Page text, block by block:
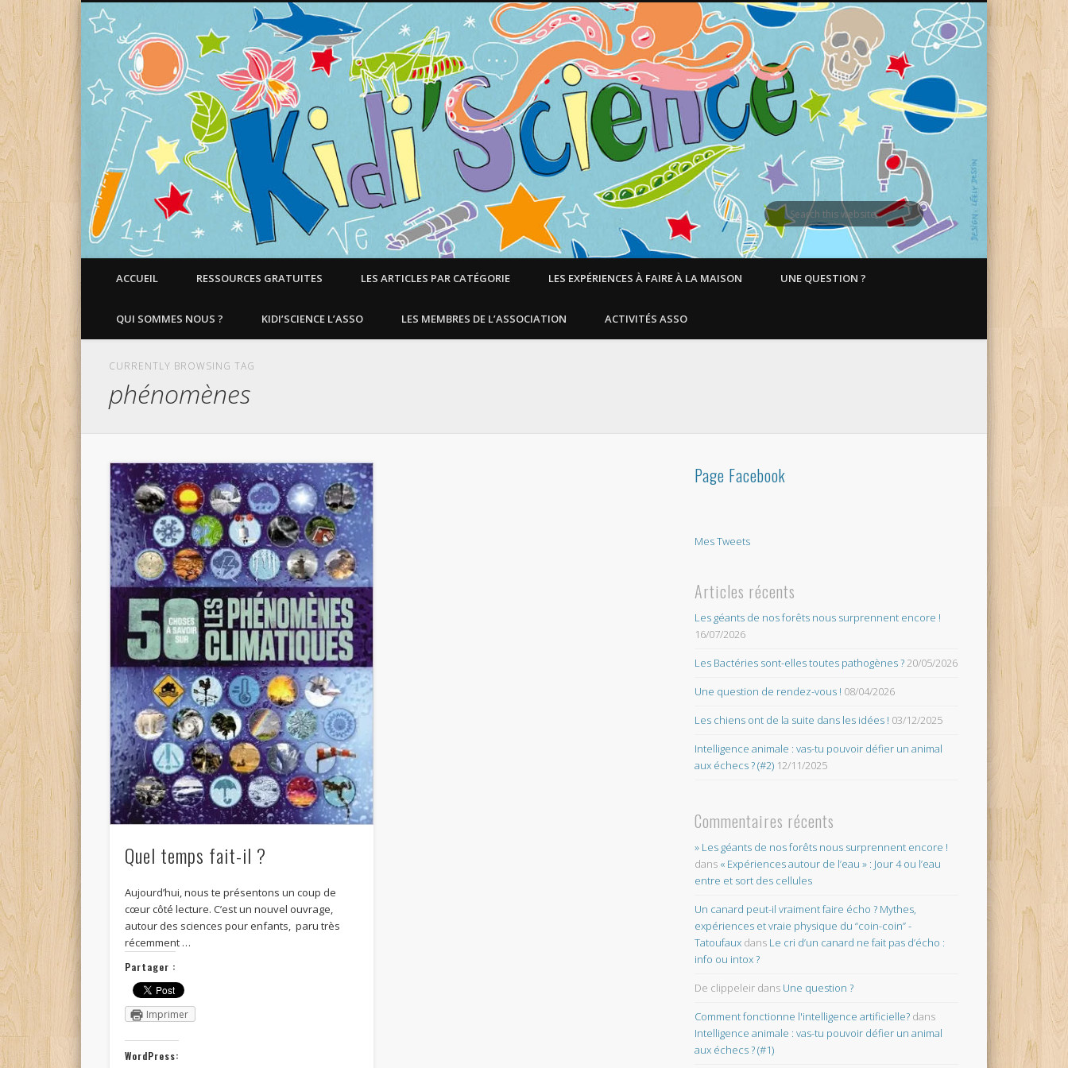
Faire aimer les Sciences aux Enfants !
ACCUEIL RESSOURCES GRATUITES LES ARTICLES PAR CATÉGORIE LES EXPÉRIENCES À FAIRE À LA MAISON UNE QUESTION ?
QUI SOMMES NOUS ? KIDI’SCIENCE L’ASSO LES MEMBRES DE L’ASSOCIATION ACTIVITÉS ASSO
CURRENTLY BROWSING TAG
phénomènes
Quel temps fait-il ?
Aujourd’hui, nous te présentons un coup de
cœur côté lecture. C’est un nouvel ouvrage,
autour des sciences pour enfants, paru très
récemment …
Partager :
Imprimer
WordPress:
Page Facebook
Mes Tweets
Articles récents
Les géants de nos forêts nous surprennent encore !
16/07/2026
Les Bactéries sont-elles toutes pathogènes ?20/05/2026
Une question de rendez-vous ! 08/04/2026
Les chiens ont de la suite dans les idées ! 03/12/2025
Intelligence animale : vas-tu pouvoir défier un animal
aux échecs ? (#2) 12/11/2025
Commentaires récents
» Les géants de nos forêts nous surprennent encore !
dans « Expériences autour de l’eau » : Jour 4 ou l’eau
entre et sort des cellules
Un canard peut-il vraiment faire écho ? Mythes,
expériences et vraie physique du “coin-coin” -
Tatoufaux dans Le cri d’un canard ne fait pas d’écho :
info ou intox ?
De clippeleir dans Une question ?
Comment fonctionne l'intelligence artificielle? dans
Intelligence animale : vas-tu pouvoir défier un animal
aux échecs ? (#1)